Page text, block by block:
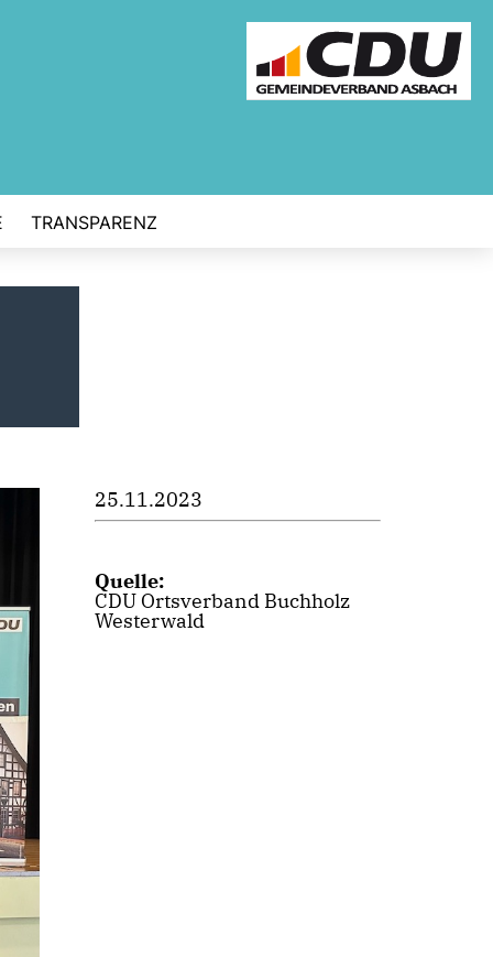
TRANSPARENZ
25.11.2023
Quelle:
CDU Ortsverband Buchholz
Westerwald